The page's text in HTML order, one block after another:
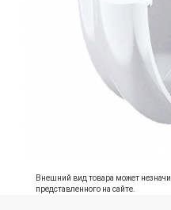
Внешний вид товара может
представленного на сайте.